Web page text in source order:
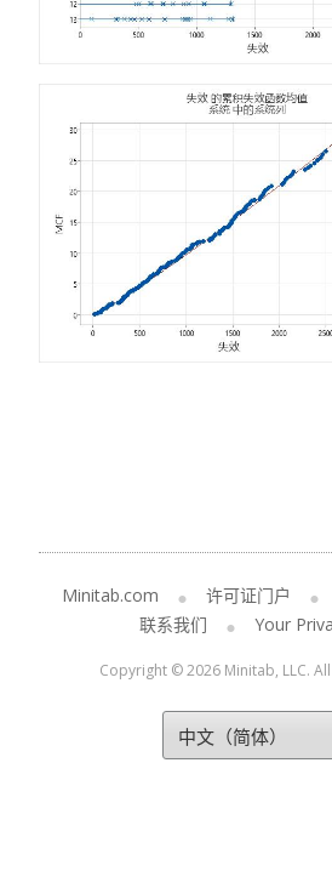
Minitab.com 许可证门户
联系我们
Your
Copyright © 2026 Minitab, LLC.